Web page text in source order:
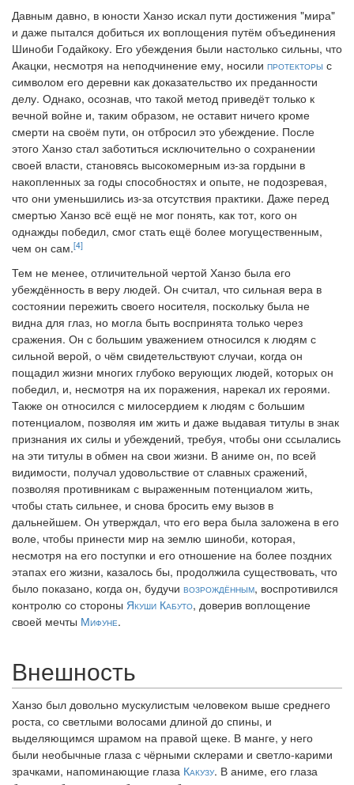
Давным давно, в юности Ханзо искал пути достижения "мира"
и даже пытался добиться их воплощения путём объединения
Шиноби Годайкоку. Его убеждения были настолько сильны, что
Акацки, несмотря на неподчинение ему, носили протекторы с
символом его деревни как доказательство их преданности
делу. Однако, осознав, что такой метод приведёт только к
вечной войне и, таким образом, не оставит ничего кроме
смерти на своём пути, он отбросил это убеждение. После
этого Ханзо стал заботиться исключительно о сохранении
своей власти, становясь высокомерным из-за гордыни в
накопленных за годы способностях и опыте, не подозревая,
что они уменьшились из-за отсутствия практики. Даже перед
смертью Ханзо всё ещё не мог понять, как тот, кого он
однажды победил, смог стать ещё более могущественным,
чем он сам.[4]
Тем не менее, отличительной чертой Ханзо была его
убеждённость в веру людей. Он считал, что сильная вера в
состоянии пережить своего носителя, поскольку была не
видна для глаз, но могла быть воспринята только через
сражения. Он с большим уважением относился к людям с
сильной верой, о чём свидетельствуют случаи, когда он
пощадил жизни многих глубоко верующих людей, которых он
победил, и, несмотря на их поражения, нарекал их героями.
Также он относился с милосердием к людям с большим
потенциалом, позволяя им жить и даже выдавая титулы в знак
признания их силы и убеждений, требуя, чтобы они ссылались
на эти титулы в обмен на свои жизни. В аниме он, по всей
видимости, получал удовольствие от славных сражений,
позволяя противникам с выраженным потенциалом жить,
чтобы стать сильнее, и снова бросить ему вызов в
дальнейшем. Он утверждал, что его вера была заложена в его
воле, чтобы принести мир на землю шиноби, которая,
несмотря на его поступки и его отношение на более поздних
этапах его жизни, казалось бы, продолжила существовать, что
было показано, когда он, будучи возрождённым, воспротивился
контролю со стороны Якуши Кабуто, доверив воплощение
своей мечты Мифуне.
Внешность
Ханзо был довольно мускулистым человеком выше среднего
роста, со светлыми волосами длиной до спины, и
выделяющимся шрамом на правой щеке. В манге, у него
были необычные глаза с чёрными склерами и светло-карими
зрачками, напоминающие глаза Какузу. В аниме, его глаза